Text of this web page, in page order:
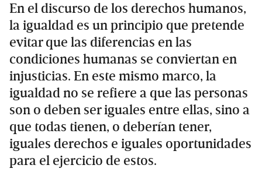
En el discurso de los derechos humanos,
la igualdad es un principio que pretende
evitar que las diferencias en las
condiciones humanas se conviertan en
injusticias. En este mismo marco, la
igualdad no se refiere a que las personas
son o deben ser iguales entre ellas, sino a
que todas tienen, o deberían tener,
iguales derechos e iguales oportunidades
para el ejercicio de estos.